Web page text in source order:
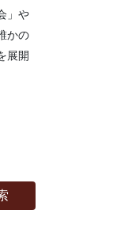
」や
かの
展開